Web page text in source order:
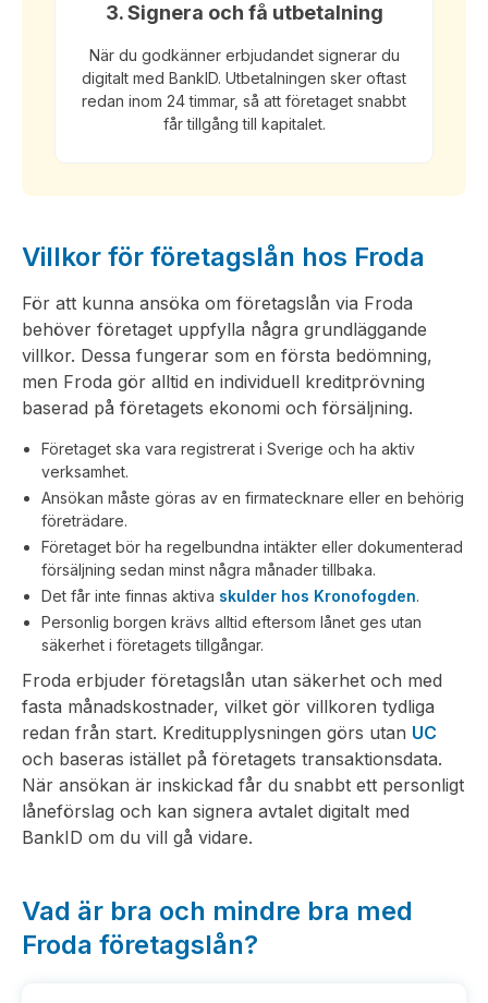
3. Signera och få utbetalning
När du godkänner erbjudandet signerar du
digitalt med BankID. Utbetalningen sker oftast
redan inom 24 timmar, så att företaget snabbt
får tillgång till kapitalet.
Villkor för företagslån hos Froda
För att kunna ansöka om företagslån via Froda
behöver företaget uppfylla några grundläggande
villkor. Dessa fungerar som en första bedömning,
men Froda gör alltid en individuell kreditprövning
baserad på företagets ekonomi och försäljning.
Företaget ska vara registrerat i Sverige och ha aktiv
verksamhet.
Ansökan måste göras av en firmatecknare eller en behörig
företrädare.
Företaget bör ha regelbundna intäkter eller dokumenterad
försäljning sedan minst några månader tillbaka.
Det får inte finnas aktiva skulder hos Kronofogden.
Personlig borgen krävs alltid eftersom lånet ges utan
säkerhet i företagets tillgångar.
Froda erbjuder företagslån utan säkerhet och med
fasta månadskostnader, vilket gör villkoren tydliga
redan från start. Kreditupplysningen görs utan UC
och baseras istället på företagets transaktionsdata.
När ansökan är inskickad får du snabbt ett personligt
låneförslag och kan signera avtalet digitalt med
BankID om du vill gå vidare.
Vad är bra och mindre bra med
Froda företagslån?